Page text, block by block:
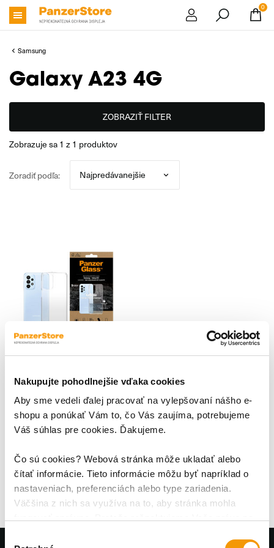
Nakupujte pohodlnejšie vďaka cookies
Aby sme vedeli ďalej pracovať na vylepšovaní nášho e-
shopu a ponúkať Vám to, čo Vás zaujíma, potrebujeme
Váš súhlas pre cookies. Ďakujeme.
Čo sú cookies? Webová stránka môže ukladať alebo
čítať informácie. Tieto informácie môžu byť napríklad o
nastaveniach, preferenciách alebo type zariadenia.
Väčšina z nich sa využíva na to, aby stránka mohla
0
Samsung
Galaxy A23 4G
ZOBRAZIŤ FILTER
zobrazuje sa 1 z 1 produktov
Zoradiť podľa:
Puzdro HardCase AB pre
Samsung Galaxy A23 4G,
transparentná
Odolnosť na prvom mieste;
Ochranné puzdro
vyrobené z kombinácie
pevného polykarbonátu a
mäkkého termoplastického
polyuretánového rámiku na
okrajoch. Toto jedinečné
spojenie materiálov
19,95 €